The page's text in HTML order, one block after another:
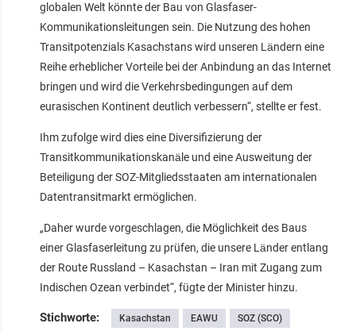
globalen Welt könnte der Bau von Glasfaser-
Kommunikationsleitungen sein. Die Nutzung des hohen
Transitpotenzials Kasachstans wird unseren Ländern eine
Reihe erheblicher Vorteile bei der Anbindung an das Internet
bringen und wird die Verkehrsbedingungen auf dem
eurasischen Kontinent deutlich verbessern“, stellte er fest.
Ihm zufolge wird dies eine Diversifizierung der
Transitkommunikationskanäle und eine Ausweitung der
Beteiligung der SOZ-Mitgliedsstaaten am internationalen
Datentransitmarkt ermöglichen.
„Daher wurde vorgeschlagen, die Möglichkeit des Baus
einer Glasfaserleitung zu prüfen, die unsere Länder entlang
der Route Russland – Kasachstan – Iran mit Zugang zum
Indischen Ozean verbindet“, fügte der Minister hinzu.
Stichworte: Kasachstan EAWU SOZ (SCO)